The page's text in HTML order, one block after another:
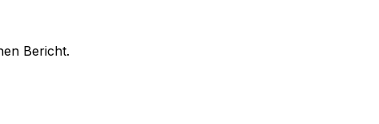
Bericht.